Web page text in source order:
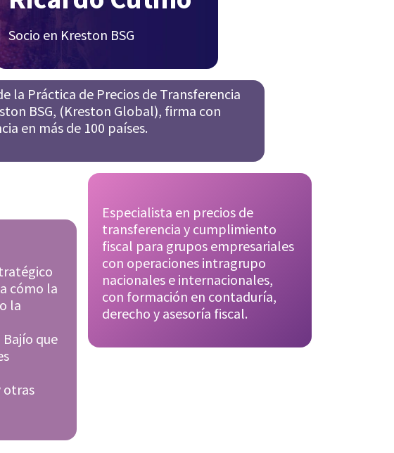
Socio en Kreston BSG
la Práctica de Precios de Transferencia
BSG, (Kreston Global), firma con
en más de 100 países.
Especialista en precios de
transferencia y cumplimiento
fiscal para grupos empresariales
con operaciones intragrupo
nacionales e internacionales,
con formación en contaduría,
derecho y asesoría fiscal.
cómo la
la
que
otras